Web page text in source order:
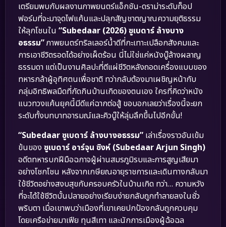
เตรียมพบกับผลงานภาพยนตร์แอ็กชัน-ดราม่าระดับท็อป
ฟอร์มที่จะมาจุดไฟแค้นและปลุกสัญชาตญาณความยุติธรรม
ให้ลุกโชนใน “Subedaar (2026) ซูเบดาร์ ล้างบาง
อธรรม”ภาพยนตร์ทริลเลอร์น้ำดีที่กะเทาะเปลือกสังคมและ
การเอาชีวิตรอดได้อย่างเผ็ดร้อน นี่ไม่ใช่แค่หนังบู๊ล้างผลาญ
ธรรมดา แต่เป็นงานศิลปะที่ตีแผ่ชีวิตหลังถอดเครื่องแบบของ
ทหารกล้าผู้อุทิศตนเพื่อชาติ ทว่ากลับต้องมาเผชิญหน้ากับ
กลุ่มอิทธิพลมืดที่กัดกินบ้านเกิดของตนเอง ใครที่คิดว่าหนัง
แนวทวงแค้นยุคนี้มีดีแค่ฉากต่อสู้ ขอบอกเลยว่าเรื่องนี้จะยก
ระดับทั้งบทบาทอารมณ์และคิวบู๊ให้ลุ่มลึกขึ้นไปอีกขั้น!
“Subedaar ซูเบดาร์ ล้างบางอธรรม” เล่าเรื่องราวอันเข้ม
ข้นของ ซูเบดาร์ อาร์จุน ซิงห์ (Subedaar Arjun Singh)
อดีตทหารบกฝีมือฉกาจผู้ผ่านสมรภูมิรบและการสูญเสียมา
อย่างโชกโชน หลังจากเกษียณอายุราชการและเดินทางกลับมา
ใช้ชีวิตอย่างสงบสุขกับครอบครัวในบ้านเกิด ทว่า… ความหวัง
ที่จะได้ใช้ชีวิตบั้นปลายอย่างเรียบง่ายกลับถูกทำลายลงในชั่ว
พริบตา เมื่อเขาพบว่าเมืองที่เขาเคยปกป้องกลับถูกควบคุม
โดยเครือข่ายมาเฟีย ทุนสีเทา และนักการเมืองผู้ฉ้อฉล